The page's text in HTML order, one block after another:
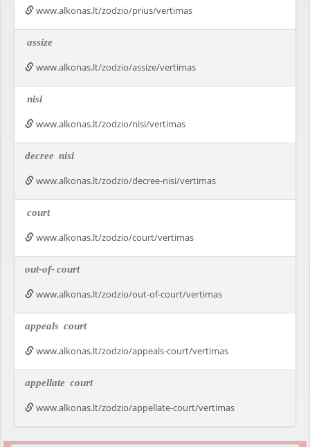
www.alkonas.lt/zodzio/prius/vertimas
assize
www.alkonas.lt/zodzio/assize/vertimas
nisi
www.alkonas.lt/zodzio/nisi/vertimas
decree nisi
www.alkonas.lt/zodzio/decree-nisi/vertimas
court
www.alkonas.lt/zodzio/court/vertimas
out-of-court
www.alkonas.lt/zodzio/out-of-court/vertimas
appeals court
www.alkonas.lt/zodzio/appeals-court/vertimas
appellate court
www.alkonas.lt/zodzio/appellate-court/vertimas